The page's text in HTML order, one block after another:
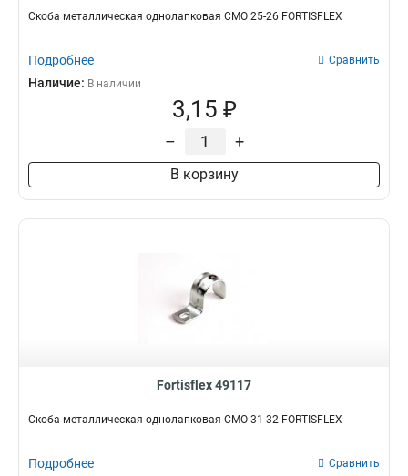
Скоба металлическая однолапковая СМО 25-26 FORTISFLEX
Подробнее Сравнить
Наличие: В наличии
3,15 ₽
– +
В корзину
Fortisflex 49117
Скоба металлическая однолапковая СМО 31-32 FORTISFLEX
Подробнее Сравнить